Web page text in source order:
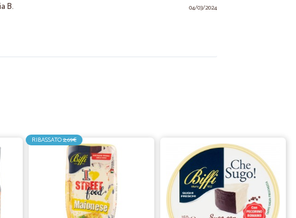
04/03/2024
B.
23/03/2021
V.
di spedizione non eccessivi. Molto soddisfatta. Ho acquistato
volta proverò ad acquistare prodotti da frigo.
RIBASSATO2,69€